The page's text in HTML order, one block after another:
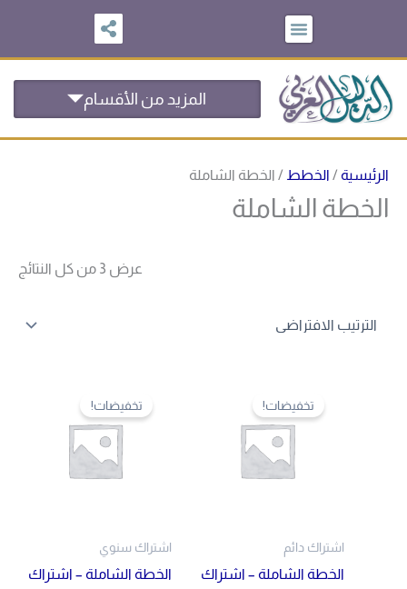
المحتوى
المزيد من الأقسام
الرئيسية / الخطط / الخطة الشاملة
الخطة الشاملة
عرض ⁦3⁩ من كل النتائج
تخفيضات!
اشتراك دائم
الخطة الشاملة – اشتراك
الأصلي
هو:
3.000 $.
هو:
2.900 $.
تخفيضات!
اشتراك سنوي
الخطة الشاملة – اشتراك
الأصلي
هو:
2.000 $.
هو:
1.900 $.